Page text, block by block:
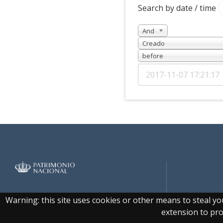
Warning: this site uses cookies or other means to steal
extension to
Search by date / time
And
Creado
before
Real Biblioteca Digital